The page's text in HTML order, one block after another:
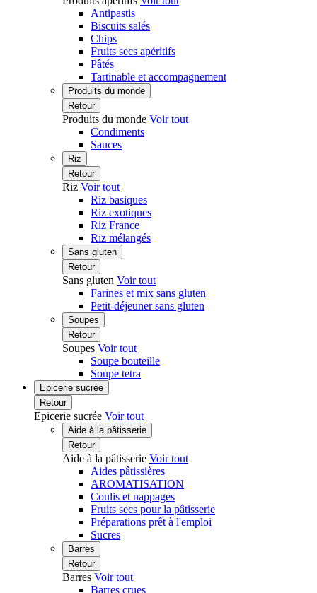
Antipastis
Biscuits salés
Chips
Fruits secs apéritifs
Pâtés
Tartinable et accompagnement
Produits du monde
Retour
Produits du monde Voir tout
Condiments
Sauces
Riz
Retour
Riz Voir tout
Riz basiques
Riz exotiques
Riz France
Riz mélangés
Sans gluten
Retour
Sans gluten Voir tout
Farines et mix sans gluten
Petit-déjeuner sans gluten
Soupes
Retour
Soupes Voir tout
Soupe bouteille
Soupe tetra
Epicerie sucrée
Retour
Epicerie sucrée Voir tout
Aide à la pâtisserie
Retour
Aide à la pâtisserie Voir tout
Aides pâtissières
AROMATISATION
Coulis et nappages
Fruits secs pour la pâtisserie
Préparations prêt à l'emploi
Sucres
Barres
Retour
Barres Voir tout
Barres crues